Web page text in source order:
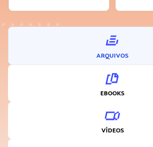
ARQUIVOS
EBOOKS
VÍDEOS